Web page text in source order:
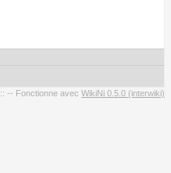
:: -- Fonctionne avec WikiNi 0.5.0 (interwiki)